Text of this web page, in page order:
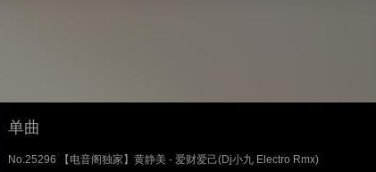
单曲
No.25296 【电音阁独家】黄静美 - 爱财爱己(Dj小九 Electro Rmx)